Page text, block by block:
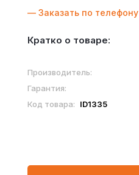
— Заказать по телефону
Кратко о товаре:
Производитель:
Гарантия:
Код товара:
ID1335